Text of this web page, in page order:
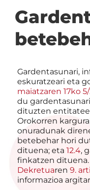
Gardentasunari,
eskuratzeari eta
maiatzaren 17ko
du
dituzten
Orokorren
onuradunak
betebehar hori
dituena; eta 12.4,
finkatzen
Dekretuaren 9.
informazioa